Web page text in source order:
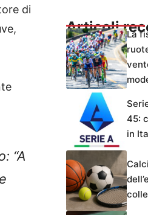
di
“A
Articoli
La
45:
in